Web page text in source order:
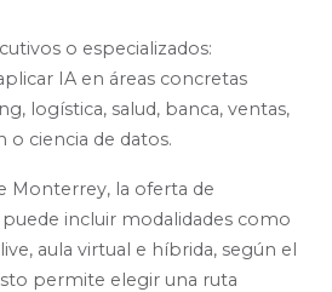
o especializados:
IA en áreas concretas
logística, salud, banca, ventas,
o ciencia de datos.
Monterrey, la oferta de
incluir modalidades como
aula virtual e híbrida, según el
permite elegir una ruta